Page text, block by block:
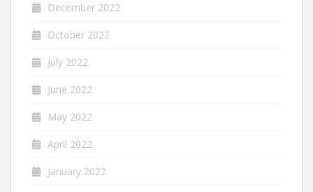
December 2022
October 2022
July 2022
June 2022
May 2022
April 2022
January 2022